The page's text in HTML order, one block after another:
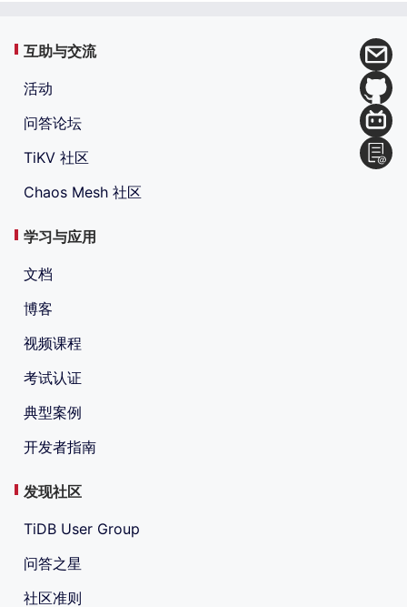
互助与交流
活动
问答论坛
TiKV 社区
Chaos Mesh 社区
学习与应用
文档
博客
视频课程
考试认证
典型案例
开发者指南
发现社区
TiDB User Group
问答之星
社区准则